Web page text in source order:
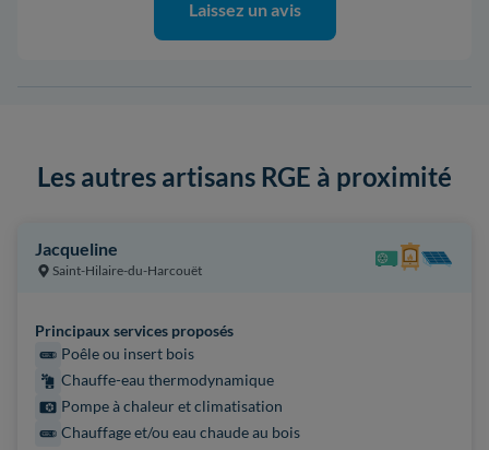
Laissez un avis
Les autres artisans RGE à proximité
Jacqueline
Saint-Hilaire-du-Harcouët
Principaux services proposés
Poêle ou insert bois
Chauffe-eau thermodynamique
Pompe à chaleur et climatisation
Chauffage et/ou eau chaude au bois